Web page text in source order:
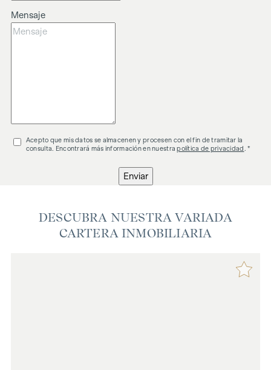
Mensaje
Acepto que mis datos se almacenen y procesen con el fin de tramitar la
consulta. Encontrará más información en nuestrapolítica de privacidad . *
Enviar
DESCUBRA NUESTRA VARIADA
CARTERA INMOBILIARIA